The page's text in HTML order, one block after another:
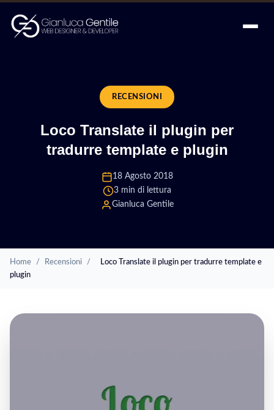
RECENSIONI
Loco Translate il plugin per
tradurre template e plugin
18 Agosto 2018
3 min di lettura
Gianluca Gentile
Home / Recensioni /
Loco Translate il plugin per tradurre template e
plugin